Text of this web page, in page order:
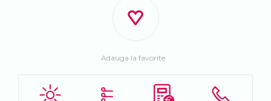
Adauga la favorite